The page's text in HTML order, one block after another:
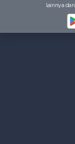
lainnya